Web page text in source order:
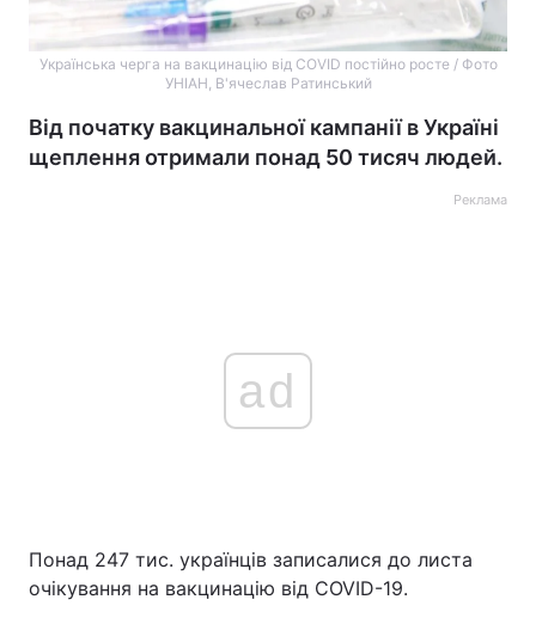
Українська черга на вакцинацію від COVID постійно росте / Фото
УНІАН, В'ячеслав Ратинський
Від початку вакцинальної кампанії в Україні
щеплення отримали понад 50 тисяч людей.
Реклама
ad
Понад 247 тис. українців записалися до листа
очікування на вакцинацію від COVID-19.